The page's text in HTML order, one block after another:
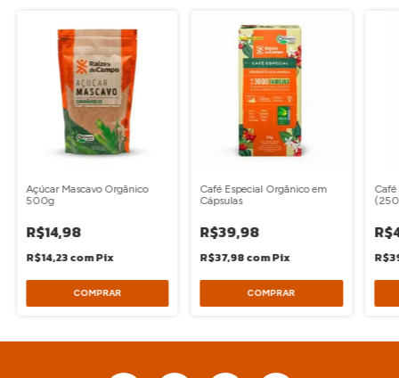
Açúcar Mascavo Orgânico
500g
R$14,98
R$14,23comPix
Café Especial Orgânico em
Cápsulas
R$39,98
R$37,98comPix
Café